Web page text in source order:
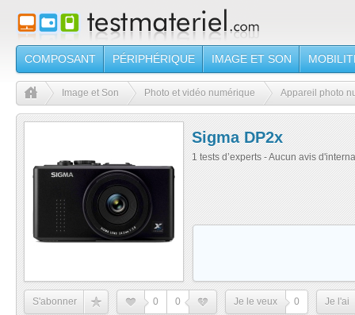
COMPOSANT PÉRIPHÉRIQUE IMAGE ET SON
Image et Son Photo et vidéo numérique Appareil photo
Sigma DP2x
1 tests d’experts - Aucun avis
S'abonner 0 0 Je le veux 0 Je l'ai